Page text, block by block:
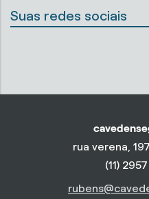
Suas redes sociais
rua verena,
(11)